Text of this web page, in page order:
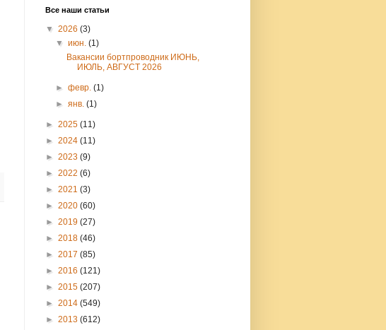
Все наши статьи
▼ 2026 (3)
▼июн.(1)
Вакансии бортпроводник ИЮНЬ,
ИЮЛЬ, АВГУСТ 2026
►февр.(1)
►янв.(1)
► 2025 (11)
► 2024 (11)
► 2023 (9)
► 2022 (6)
► 2021 (3)
► 2020 (60)
► 2019 (27)
► 2018 (46)
► 2017 (85)
► 2016 (121)
► 2015 (207)
► 2014 (549)
► 2013 (612)